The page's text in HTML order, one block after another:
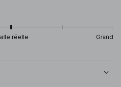
réelle Grand